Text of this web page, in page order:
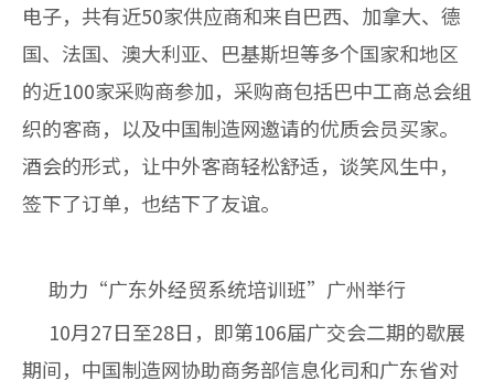
电子，共有近50家供应商和来自巴西、加拿大、德
国、法国、澳大利亚、巴基斯坦等多个国家和地区
的近100家采购商参加，采购商包括巴中工商总会组
织的客商，以及中国制造网邀请的优质会员买家。
酒会的形式，让中外客商轻松舒适，谈笑风生中，
签下了订单，也结下了友谊。
助力“广东外经贸系统培训班”广州举行
10月27日至28日，即第106届广交会二期的歇展
期间，中国制造网协助商务部信息化司和广东省对